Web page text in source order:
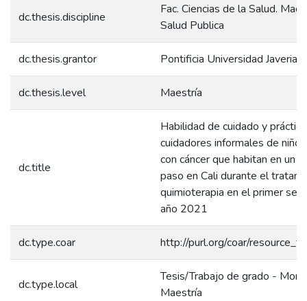
dc.thesis.discipline
Fac. Ciencias de la Salud.
Salud Publica
dc.thesis.grantor Pontificia Universidad
dc.thesis.level Maestría
dc.title
Habilidad de cuidado y
cuidadores informales de
con cáncer que habitan en un
paso en Cali durante el
quimioterapia en el primer
año 2021
dc.type.coar http://purl.org/coar/
dc.type.local
Tesis/Trabajo de grado -
Maestría